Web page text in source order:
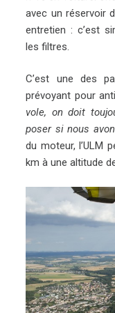
avec un réservoir
entretien : c’est
les filtres.
C’est une des
prévoyant pour
vole, on doit
poser si nous
du moteur, l’ULM
km à une altitude